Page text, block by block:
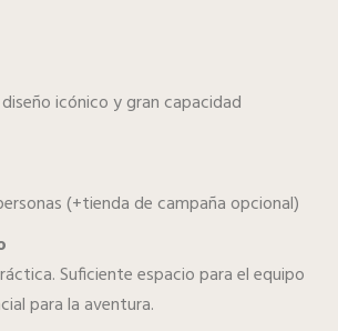
icónico y gran capacidad
(+tienda de campaña opcional)
Suficiente espacio para el equipo
para la aventura.